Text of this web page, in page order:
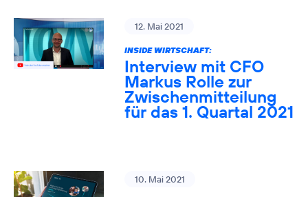
12. Mai 2021
INSIDE WIRTSCHAFT:
Interview mit CFO
Markus Rolle zur
Zwischenmitteilung
für das 1. Quartal 2021
10. Mai 2021